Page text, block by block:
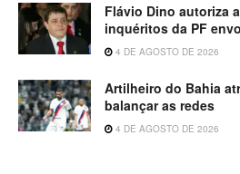
Flávio Dino autoriza
inquéritos da PF
4 DE AGOSTO DE 2026
Artilheiro do Bahia
balançar as redes
4 DE AGOSTO DE 2026